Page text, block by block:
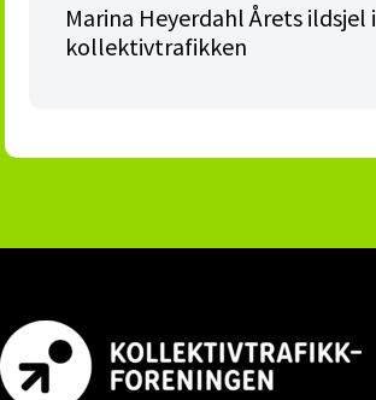
Marina Heyerdahl Årets ildsjel i
kollektivtrafikken